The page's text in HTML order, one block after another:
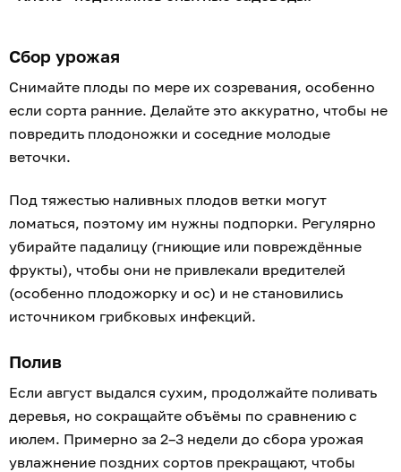
Сбор урожая
Снимайте плоды по мере их созревания, особенно
если сорта ранние. Делайте это аккуратно, чтобы не
повредить плодоножки и соседние молодые
веточки.
Под тяжестью наливных плодов ветки могут
ломаться, поэтому им нужны подпорки. Регулярно
убирайте падалицу (гниющие или повреждённые
фрукты), чтобы они не привлекали вредителей
(особенно плодожорку и ос) и не становились
источником грибковых инфекций.
Полив
Если август выдался сухим, продолжайте поливать
деревья, но сокращайте объёмы по сравнению с
июлем. Примерно за 2–3 недели до сбора урожая
увлажнение поздних сортов прекращают, чтобы